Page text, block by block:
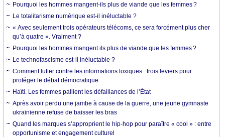
Pourquoi les hommes mangent-ils plus de viande que les femmes ?
Le totalitarisme numérique est-il inéluctable ?
« Avec seulement trois opérateurs télécoms, ce sera forcément plus cher
qu’à quatre ». Vraiment ?
Pourquoi les hommes mangent ils plus de viande que les femmes ?
Le technofascisme est-il inéluctable ?
Comment lutter contre les informations toxiques : trois leviers pour
protéger le débat démocratique
Haïti. Les femmes pallient les défaillances de l’État
Après avoir perdu une jambe à cause de la guerre, une jeune gymnaste
ukrainienne refuse de baisser les bras
Quand les marques s’approprient le hip-hop pour paraître « cool » : entre
opportunisme et engagement culturel